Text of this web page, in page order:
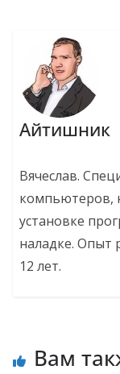
Айтишник
Вячеслав.
компьютеров,
установке
наладке. Опыт
12 лет.
Вам